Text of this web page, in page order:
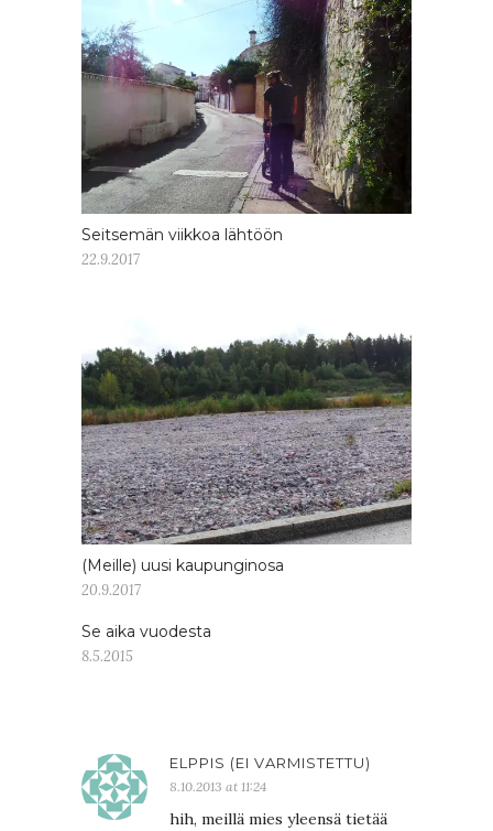
Seitsemän viikkoa lähtöön
22.9.2017
(Meille) uusi kaupunginosa
20.9.2017
Se aika vuodesta
8.5.2015
ELPPIS (EI VARMISTETTU)
8.10.2013 at 11:24
hih, meillä mies yleensä tietää